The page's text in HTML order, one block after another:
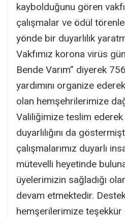
kaybolduğunu gören
çalışmalar ve ödül
yönde bir duyarlılık
Vakfımız korona virüs
Bende Varım” diyerek
yardımını organize
olan hemşehrilerimize
Valiliğimize teslim
duyarlılığını da
çalışmalarımız duyarlı
mütevelli heyetinde
üyelerimizin sağladığı
devam etmektedir.
hemşerilerimize teşekkür